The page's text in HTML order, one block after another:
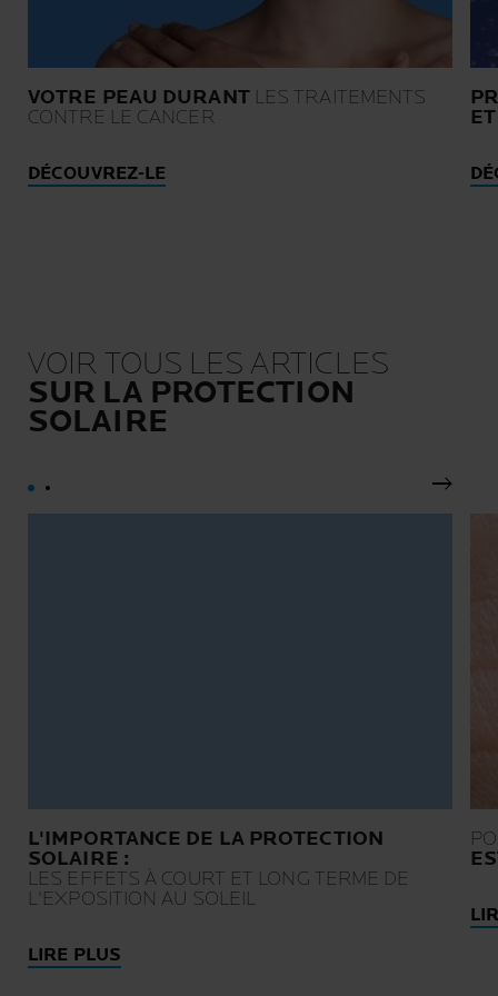
VOTRE PEAU DURANTLES TRAITEMENTS
CONTRE LE CANCER
DÉCOUVREZ-LE
VOIR TOUS LES ARTICLES
SUR LA PROTECTION
SOLAIRE
L'IMPORTANCE DE LA PROTECTION
SOLAIRE :
LES EFFETS À COURT ET LONG TERME DE
L'EXPOSITION AU SOLEIL
LIRE PLUS